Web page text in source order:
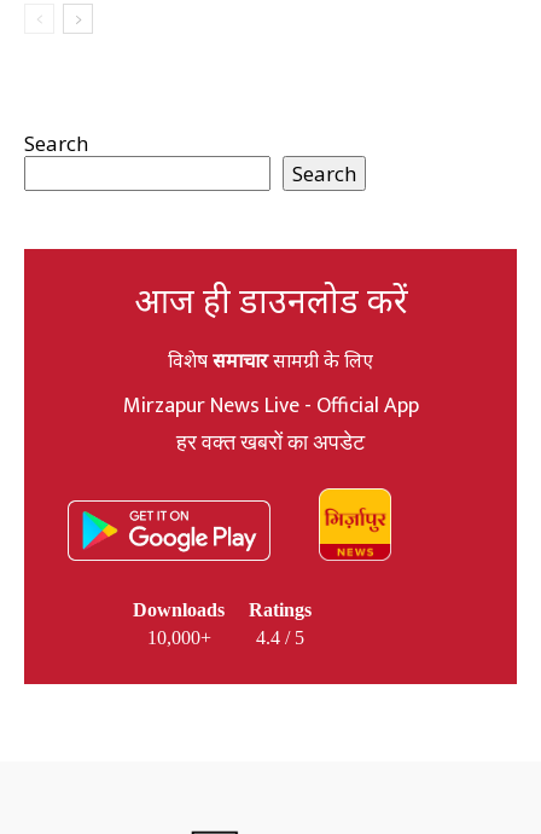
Search
Search
आज ही डाउनलोड करें
विशेषसमाचारसामग्री के लिए
Mirzapur News Live - Official App
हर वक्त खबरों का अपडेट
Downloads
10,000+
Ratings
4.4 / 5